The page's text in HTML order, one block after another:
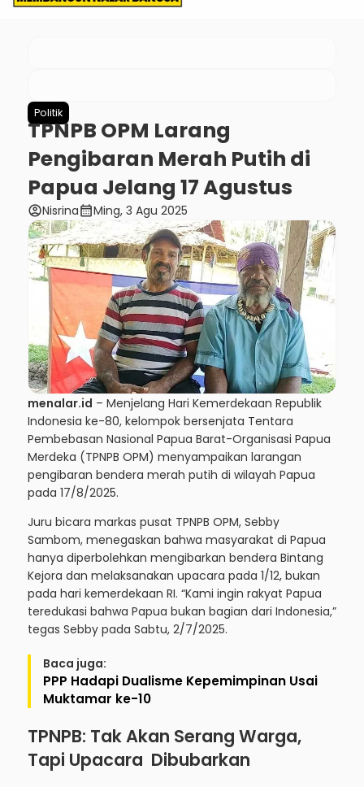
Politik
TPNPB OPM Larang
Pengibaran Merah Putih di
Papua Jelang 17 Agustus
account_circleNisrinacalendar_monthMing, 3 Agu 2025
menalar.id – Menjelang Hari Kemerdekaan Republik
Indonesia ke-80, kelompok bersenjata Tentara
Pembebasan Nasional Papua Barat-Organisasi Papua
Merdeka (TPNPB OPM) menyampaikan larangan
pengibaran bendera merah putih di wilayah Papua
pada 17/8/2025.
Juru bicara markas pusat TPNPB OPM, Sebby
Sambom, menegaskan bahwa masyarakat di Papua
hanya diperbolehkan mengibarkan bendera Bintang
Kejora dan melaksanakan upacara pada 1/12, bukan
pada hari kemerdekaan RI. “Kami ingin rakyat Papua
teredukasi bahwa Papua bukan bagian dari Indonesia,”
tegas Sebby pada Sabtu, 2/7/2025.
Baca juga:
PPP Hadapi Dualisme Kepemimpinan Usai
Muktamar ke-10
TPNPB: Tak Akan Serang Warga,
Tapi Upacara Dibubarkan